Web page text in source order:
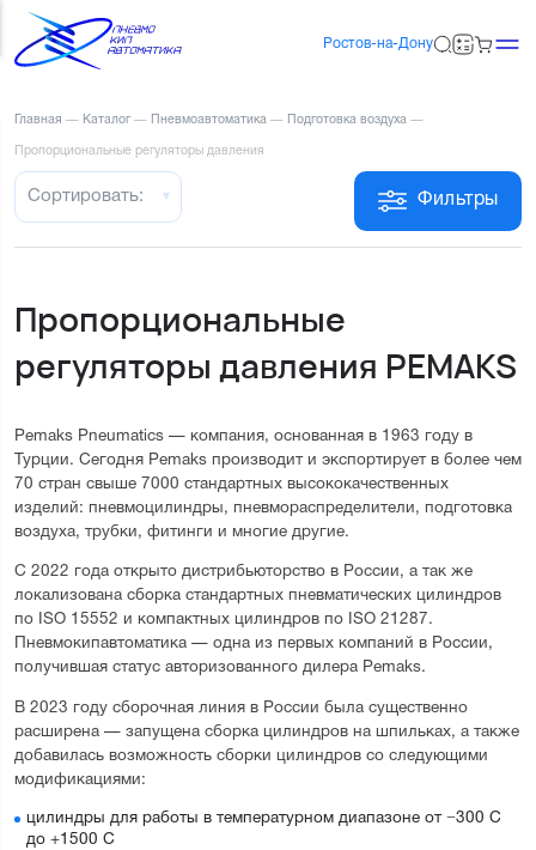
Ростов-на-Дону
Главная — Каталог — Пневмоавтоматика — Подготовка воздуха —
Пропорциональные регуляторы давления
Фильтры
Сортировать:
Пропорциональные
регуляторы давления PEMAKS
Pemaks Pneumatics — компания, основанная в 1963 году в
Турции. Сегодня Pemaks производит и экспортирует в более чем
70 стран свыше 7000 стандартных высококачественных
изделий: пневмоцилиндры, пневмораспределители, подготовка
воздуха, трубки, фитинги и многие другие.
С 2022 года открыто дистрибьюторство в России, а так же
локализована сборка стандартных пневматических цилиндров
по ISO 15552 и компактных цилиндров по ISO 21287.
Пневмокипавтоматика — одна из первых компаний в России,
получившая статус авторизованного дилера Pemaks.
В 2023 году сборочная линия в России была существенно
расширена — запущена сборка цилиндров на шпильках, а также
добавилась возможность сборки цилиндров со следующими
модификациями:
цилиндры для работы в температурном диапазоне от −300 С
до +1500 С